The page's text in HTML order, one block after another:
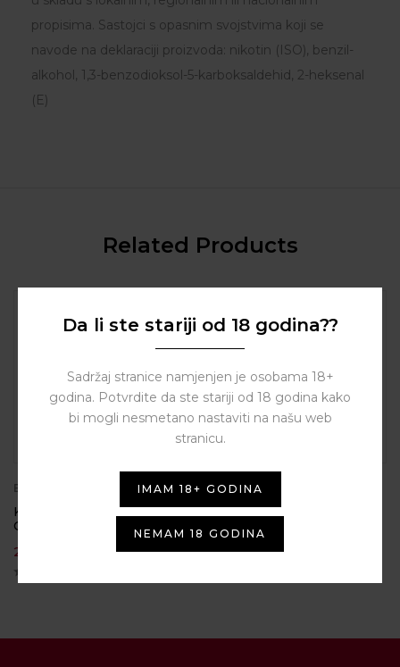
propisima. Sastojci s opasnim svojstvima koji se
navode na deklaraciji proizvoda: nikotin (ISO), benzil-
alkohol, 1,3-benzodioksol-5-karboksaldehid, 2-heksenal
(E)
Related Products
BY
Kit Xlim GO 2 1500mAh –
OXVA
20,00
BY AMODUS
Empty Cartridges Minikin
Pod 4ml (1pcs) – Asmodus
9,00€
Da li ste stariji od 18 godina??
Sadržaj stranice namjenjen je osobama 18+
godina. Potvrdite da ste stariji od 18 godina kako
bi mogli nesmetano nastaviti na našu web
stranicu.
IMAM 18+ GODINA
NEMAM 18 GODINA